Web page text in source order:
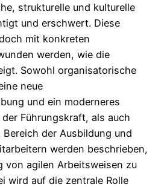
strukturelle und kulturelle
und erschwert. Diese
mit konkreten
werden, wie die
Sowohl organisatorische
neue
und ein moderneres
Führungskraft, als auch
Bereich der Ausbildung und
werden beschrieben,
von agilen Arbeitsweisen zu
wird auf die zentrale Rolle